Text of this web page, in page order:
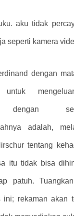
aku tidak
seperti kamera
dengan
untuk
dengan
adalah,
tentang
itu tidak bisa
patuh.
ini; rekaman akan